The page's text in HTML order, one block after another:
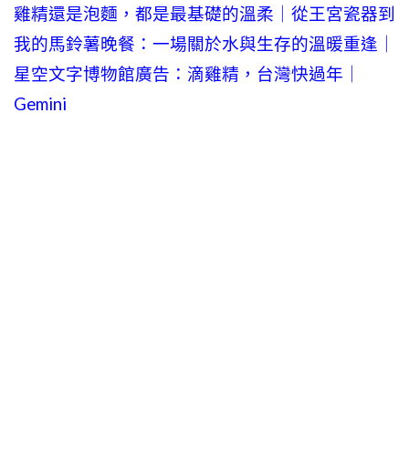
雞精還是泡麵，都是最基礎的溫柔｜從王宮瓷器到
我的馬鈴薯晚餐：一場關於水與生存的溫暖重逢｜
星空文字博物館廣告：滴雞精，台灣快過年｜
Gemini